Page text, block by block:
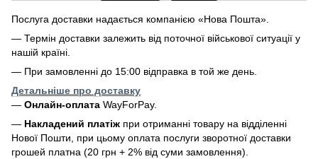
Послуга доставки надається компанією «Нова Пошта».
— Термін доставки залежить від поточної військової ситуації у
нашій країні.
— При замовленні до 15:00 відправка в той же день.
Детальніше про доставку
— Онлайн-оплата WayForPay.
— Накладений платіж при отриманні товару на відділенні
Нової Пошти, при цьому оплата послуги зворотної доставки
грошей платна (20 грн + 2% від суми замовлення).